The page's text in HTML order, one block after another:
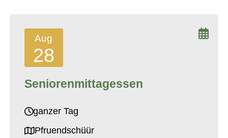
Aug
28
Seniorenmittagessen
ganzer Tag
Pfruendschüür